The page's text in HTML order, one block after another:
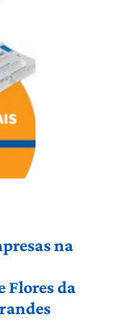
na
Flores da